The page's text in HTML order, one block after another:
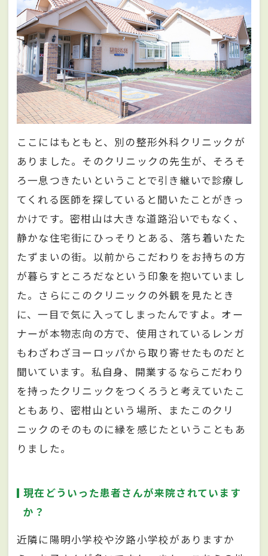
ここにはもともと、別の整形外科クリニックが
ありました。そのクリニックの先生が、そろそ
ろ一息つきたいということで引き継いで診療し
てくれる医師を探していると聞いたことがきっ
かけです。密柑山は大きな道路沿いでもなく、
静かな住宅街にひっそりとある、落ち着いたた
たずまいの街。以前からこだわりをお持ちの方
が暮らすところだなという印象を抱いていまし
た。さらにこのクリニックの外観を見たとき
に、一目で気に入ってしまったんですよ。オー
ナーが本物志向の方で、使用されているレンガ
もわざわざヨーロッパから取り寄せたものだと
聞いています。私自身、開業するならこだわり
を持ったクリニックをつくろうと考えていたこ
ともあり、密柑山という場所、またこのクリ
ニックのそのものに縁を感じたということもあ
りました。
現在どういった患者さんが来院されています
か？
近隣に陽明小学校や汐路小学校がありますか